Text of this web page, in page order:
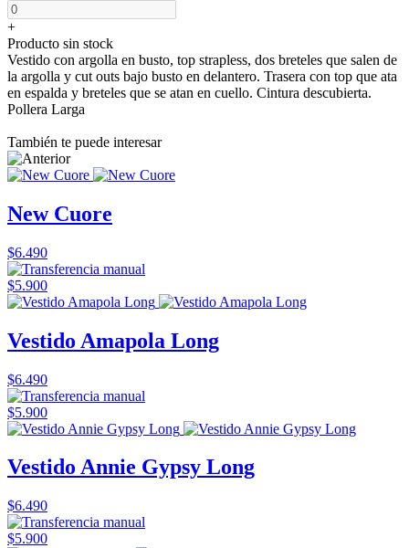
+
Producto sin stock
Vestido con argolla en busto, top strapless, dos breteles que salen de
la argolla y cut outs bajo busto en delantero. Trasera con top que ata
en espalda y breteles que se atan en cuello. Cintura descubierta.
Pollera Larga
También te puede interesar
New Cuore
$6.490
$5.900
Vestido Amapola Long
$6.490
$5.900
Vestido Annie Gypsy Long
$6.490
$5.900